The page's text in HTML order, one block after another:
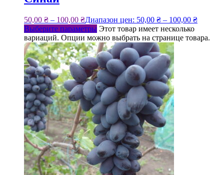
50,00 ₴ – 100,00 ₴Диапазон цен: 50,00 ₴ – 100,00 ₴
Выберите параметры Этот товар имеет несколько
вариаций. Опции можно выбрать на странице товара.